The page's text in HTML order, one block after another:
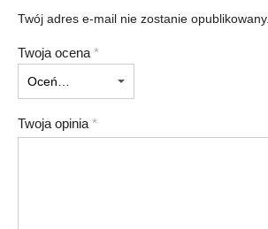
Twój adres e-mail nie zostanie opublikowany.
Twoja ocena *
Twoja opinia *